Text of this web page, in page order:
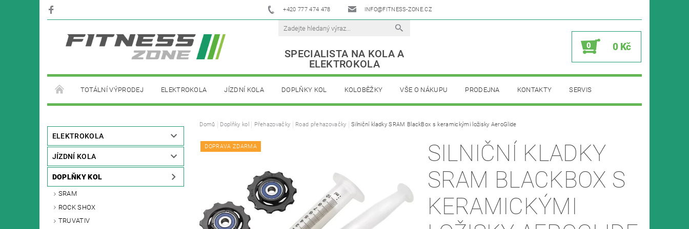
+420 777 474 478 INFO@FITNESS-ZONE.CZ
SPECIALISTA NA KOLA A
ELEKTROKOLA
0 0 Kč
TOTÁLNÍ VÝPRODEJ ELEKTROKOLA JÍZDNÍ KOLA DOPLŇKY KOL KOLOBĚŽKY VŠE O NÁKUPU PRODEJNA KONTAKTY SERVIS
ELEKTROKOLA
JÍZDNÍ KOLA
DOPLŇKY KOL
SRAM
ROCK SHOX
TRUVATIV
Domů Doplňky kol Přehazovačky Road přehazovačky Silniční kladky SRAM BlackBox s keramickými ložisky AeroGlide
DOPRAVA ZDARMA
SILNIČNÍ KLADKY
SRAM BLACKBOX S
KERAMICKÝMI